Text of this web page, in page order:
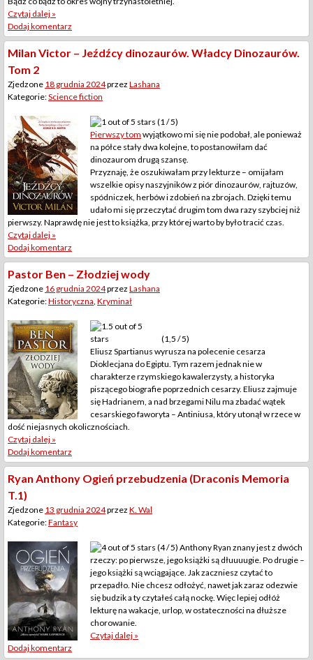
Czytaj dalej »
Dodaj komentarz
Milan Victor – Jeźdźcy dinozaurów. Władcy Dinozaurów.
Tom 2
Zjedzone 18 grudnia 2024przez Lashana
Kategorie:Science fiction
(1 / 5)
Pierwszy tom wyjątkowo mi się nie podobał, ale ponieważ
na półce stały dwa kolejne, to postanowiłam dać
dinozaurom drugą szansę.
Przyznaję, że oszukiwałam przy lekturze – omijałam
wszelkie opisy naszyjników z piór dinozaurów, rajtuzów,
spódniczek, herbów i zdobień na zbrojach. Dzięki temu
udało mi się przeczytać drugim tom dwa razy szybciej niż
pierwszy. Naprawdę nie jest to książka, przy której warto by było tracić czas.
Czytaj dalej »
Dodaj komentarz
Pastor Ben – Złodziej wody
Zjedzone 16 grudnia 2024przez Lashana
Kategorie:Historyczna Kryminał
(1,5 / 5)
Eliusz Spartianus wyrusza na polecenie cesarza
Dioklecjana do Egiptu. Tym razem jednak nie w
charakterze rzymskiego kawalerzysty, a historyka
piszącego biografie poprzednich cesarzy. Eliusz zajmuje
się Hadrianem, a nad brzegami Nilu ma zbadać wątek
cesarskiego faworyta – Antiniusa, który utonął w rzece w
dość niejasnych okolicznościach.
Czytaj dalej »
Dodaj komentarz
Ryan Anthony Ogień przebudzenia (Draconis Memoria
T.1)
Zjedzone 13 grudnia 2024przez K. Wal
Kategorie:Fantasy
(4 / 5) Anthony Ryan znany jest z dwóch
rzeczy: po pierwsze, jego książki są dłuuuugie. Po drugie –
jego książki są wciągające. Jak zaczniesz czytać to
przepadło. Nie chcesz odłożyć, nawet jak zaraz odezwie
się budzik a ty czytałeś całą nockę. Więc lepiej odłóż
lekturę na wakacje, urlop, w ostateczności na dłuższe
chorowanie.
Czytaj dalej »
Dodaj komentarz